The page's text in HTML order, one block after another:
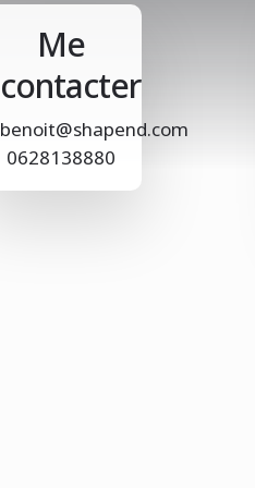
Me
contacter
benoit@shapend.com
0628138880